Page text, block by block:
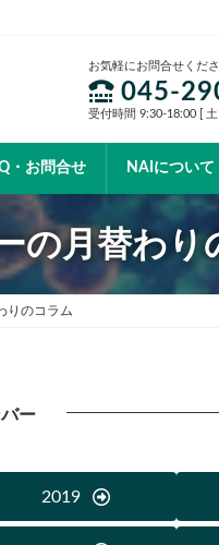
お気軽にお問合せくださ
045-
受付時間 9:30-18:00 [ 土
・お問合せ NAIについて
の月替わり
りのコラム
ー
2019